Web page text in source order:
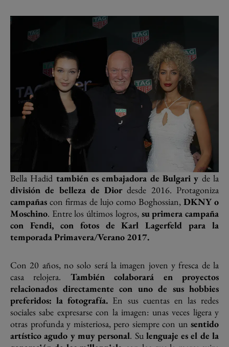
Bella Hadid también es embajadora de Bulgari y de la
división de belleza de Diordesde 2016. Protagoniza
campañas con firmas de lujo como Boghossian, DKNY o
Moschino. Entre los últimos logros, su primera campaña
con Fendi, con fotos de Karl Lagerfeld para la
temporada Primavera/Verano 2017.
Con 20 años, no solo será la imagen joven y fresca de la
casa relojera. También colaborará en proyectos
relacionados directamente con uno de sus hobbies
preferidos: la fotografía. En sus cuentas en las redes
sociales sabe expresarse con la imagen: unas veces ligera y
otras profunda y misteriosa, pero siempre con un sentido
artístico agudo y muy personal. Su lenguaje es el de la